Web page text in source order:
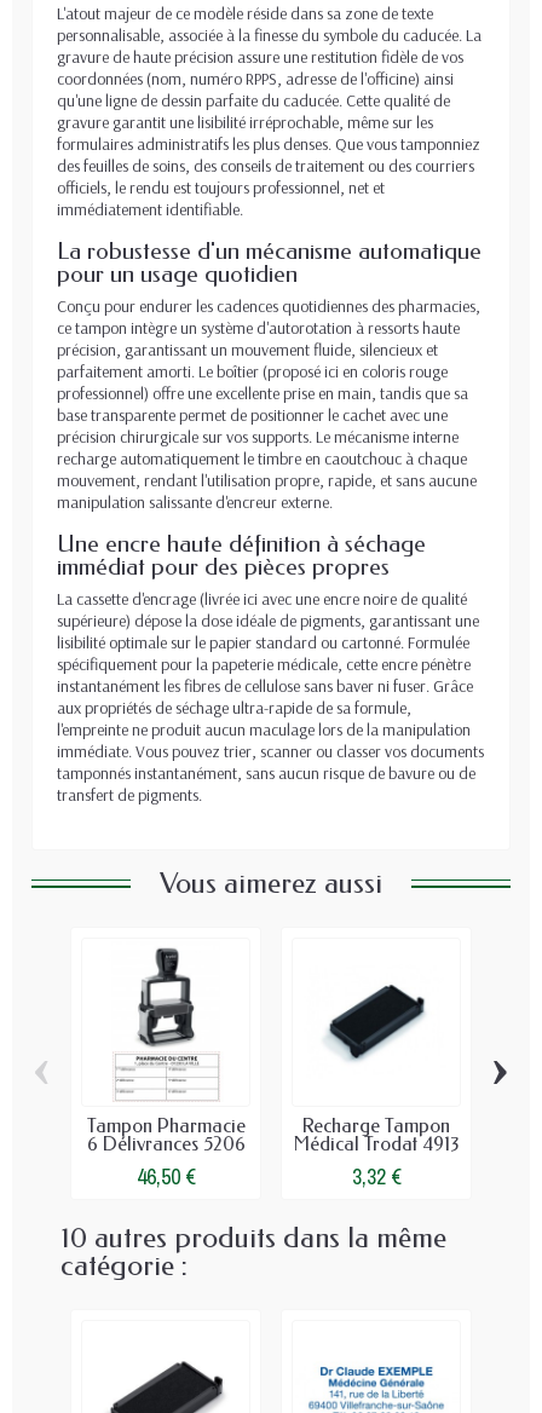
L'atout majeur de ce modèle réside dans sa zone de texte
personnalisable, associée à la finesse du symbole du caducée. La
gravure de haute précision assure une restitution fidèle de vos
coordonnées (nom, numéro RPPS, adresse de l'officine) ainsi
qu'une ligne de dessin parfaite du caducée. Cette qualité de
gravure garantit une lisibilité irréprochable, même sur les
formulaires administratifs les plus denses. Que vous tamponniez
des feuilles de soins, des conseils de traitement ou des courriers
officiels, le rendu est toujours professionnel, net et
immédiatement identifiable.
La robustesse d'un mécanisme automatique
pour un usage quotidien
Conçu pour endurer les cadences quotidiennes des pharmacies,
ce tampon intègre un système d'autorotation à ressorts haute
précision, garantissant un mouvement fluide, silencieux et
parfaitement amorti. Le boîtier (proposé ici en coloris rouge
professionnel) offre une excellente prise en main, tandis que sa
base transparente permet de positionner le cachet avec une
précision chirurgicale sur vos supports. Le mécanisme interne
recharge automatiquement le timbre en caoutchouc à chaque
mouvement, rendant l'utilisation propre, rapide, et sans aucune
manipulation salissante d'encreur externe.
Une encre haute définition à séchage
immédiat pour des pièces propres
La cassette d'encrage (livrée ici avec une encre noire de qualité
supérieure) dépose la dose idéale de pigments, garantissant une
lisibilité optimale sur le papier standard ou cartonné. Formulée
spécifiquement pour la papeterie médicale, cette encre pénètre
instantanément les fibres de cellulose sans baver ni fuser. Grâce
aux propriétés de séchage ultra-rapide de sa formule,
l'empreinte ne produit aucun maculage lors de la manipulation
immédiate. Vous pouvez trier, scanner ou classer vos documents
tamponnés instantanément, sans aucun risque de bavure ou de
transfert de pigments.
Vous aimerez aussi
Tampon Pharmacie
6 Délivrances 5206
46,50 €
Recharge Tampon
Médical Trodat 4913
3,32 €
‹ ›
10 autres produits dans la même
catégorie :